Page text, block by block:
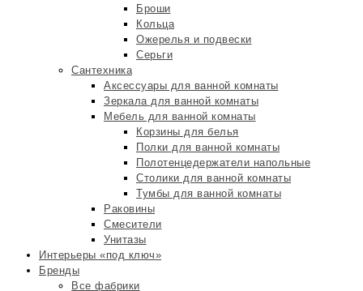
Броши
Кольца
Ожерелья и подвески
Серьги
Сантехника
Аксессуары для ванной комнаты
Зеркала для ванной комнаты
Мебель для ванной комнаты
Корзины для белья
Полки для ванной комнаты
Полотенцедержатели напольные
Столики для ванной комнаты
Тумбы для ванной комнаты
Раковины
Смесители
Унитазы
Интерьеры «под ключ»
Бренды
Все фабрики